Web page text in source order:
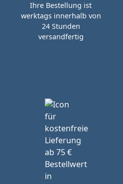
Ihre Bestellung ist
werktags innerhalb von
24 Stunden
versandfertig